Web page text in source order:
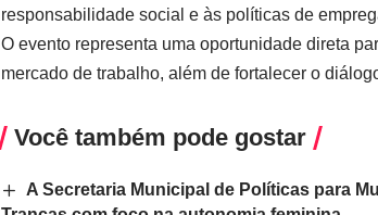
responsabilidade social e às políticas de
O evento representa uma oportunidade direta
mercado de trabalho, além de fortalecer o
Você também pode gostar
A Secretaria Municipal de Políticas para